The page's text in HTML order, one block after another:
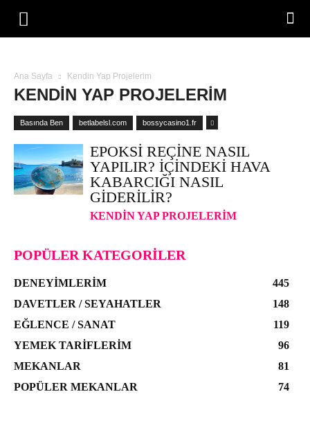
Ana Sayfa Kendin Yap Projelerim
KENDIN YAP PROJELERIM
Basında Ben betlabelsl.com bossycasino1.fr
EPOKSI REÇINE NASIL
YAPILIR? İÇINDEKI HAVA
KABARCIĞI NASIL
GIDERILIR?
KENDIN YAP PROJELERIM
POPÜLER KATEGORILER
DENEYIMLERIM
445
DAVETLER / SEYAHATLER
148
EĞLENCE / SANAT
119
YEMEK TARIFLERIM
96
MEKANLAR
81
POPÜLER MEKANLAR
74